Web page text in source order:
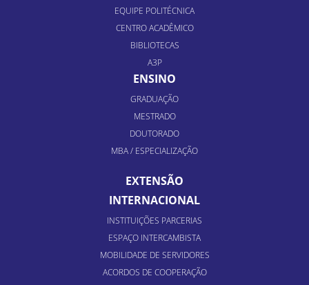
EQUIPE POLITÉCNICA
CENTRO ACADÊMICO
BIBLIOTECAS
A3P
ENSINO
GRADUAÇÃO
MESTRADO
DOUTORADO
MBA / ESPECIALIZAÇÃO
EXTENSÃO
INTERNACIONAL
INSTITUIÇÕES PARCERIAS
ESPAÇO INTERCAMBISTA
MOBILIDADE DE SERVIDORES
ACORDOS DE COOPERAÇÃO